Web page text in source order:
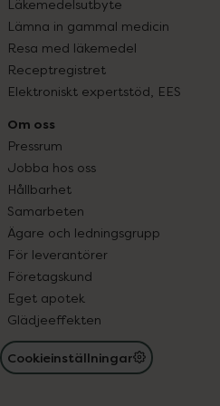
Läkemedelsutbyte
Lämna in gammal medicin
Resa med läkemedel
Receptregistret
Elektroniskt expertstöd, EES
Om oss
Pressrum
Jobba hos oss
Hållbarhet
Samarbeten
Ägare och ledningsgrupp
För leverantörer
Företagskund
Eget apotek
Glädjeeffekten
Cookieinställningar